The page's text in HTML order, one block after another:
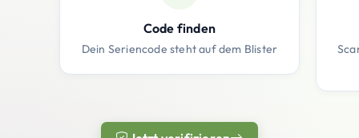
Code finden
Dein Seriencode steht auf dem Blister